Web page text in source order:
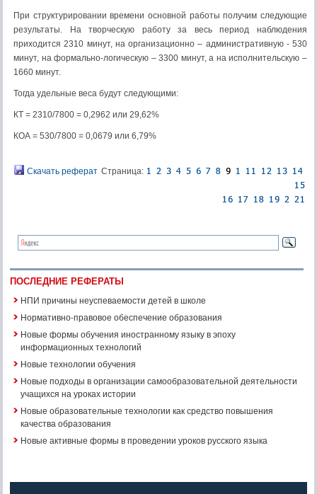
При структурировании времени основной работы получим следующие
результаты. На творческую работу за весь период наблюдения
приходится 2310 минут, на организационно – административную - 530
минут, на формально-логическую – 3300 минут, а на исполнительскую –
1660 минут.
Тогда удельные веса будут следующими:
КТ = 2310/7800 = 0,2962 или 29,62%
КОА = 530/7800 = 0,0679 или 6,79%
Скачать реферат Страница:
ПОСЛЕДНИЕ РЕФЕРАТЫ
НПИ причины неуспеваемости детей в школе
Нормативно-правовое обеспечение образования
Новые формы обучения иностранному языку в эпоху
информационных технологий
Новые технологии обучения
Новые подходы в организации самообразовательной деятельности
учащихся на уроках истории
Новые образовательные технологии как средство повышения
качества образования
Новые активные формы в проведении уроков русского языка